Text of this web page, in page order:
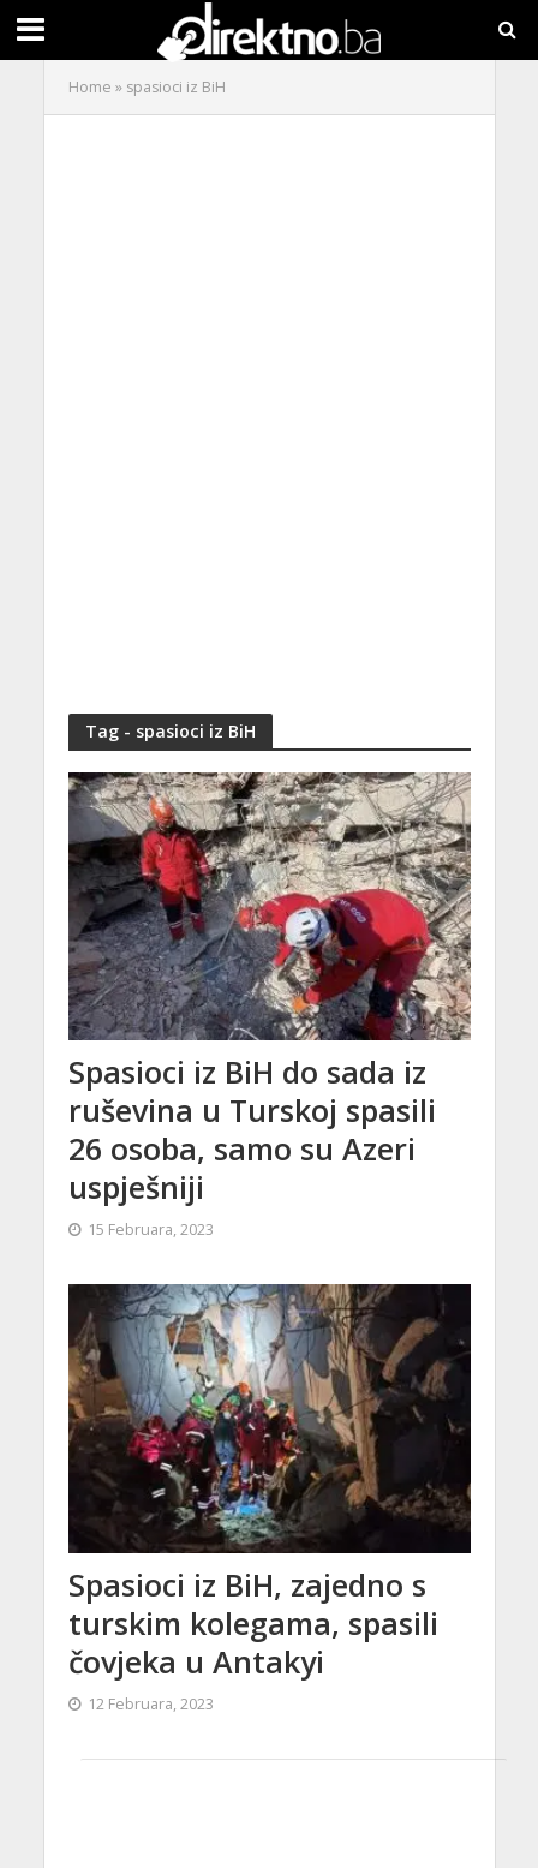
Home » spasioci iz BiH
Tag - spasioci iz BiH
Spasioci iz BiH do sada iz
ruševina u Turskoj spasili
26 osoba, samo su Azeri
uspješniji
15 Februara, 2023
Spasioci iz BiH, zajedno s
turskim kolegama, spasili
čovjeka u Antakyi
12 Februara, 2023